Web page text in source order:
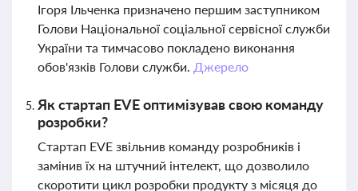
Ігоря Ільченка призначено першим заступником
Голови Національної соціальної сервісної служби
України та тимчасово покладено виконання
обов'язків Голови служби. Джерело
Як стартап EVE оптимізував свою команду
розробки?
Стартап EVE звільнив команду розробників і
замінив їх на штучний інтелект, що дозволило
скоротити цикл розробки продукту з місяця до